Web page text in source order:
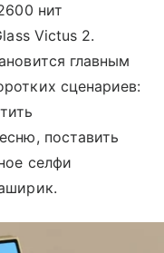
нит
Victus 2.
главным
сценариев:
поставить
селфи